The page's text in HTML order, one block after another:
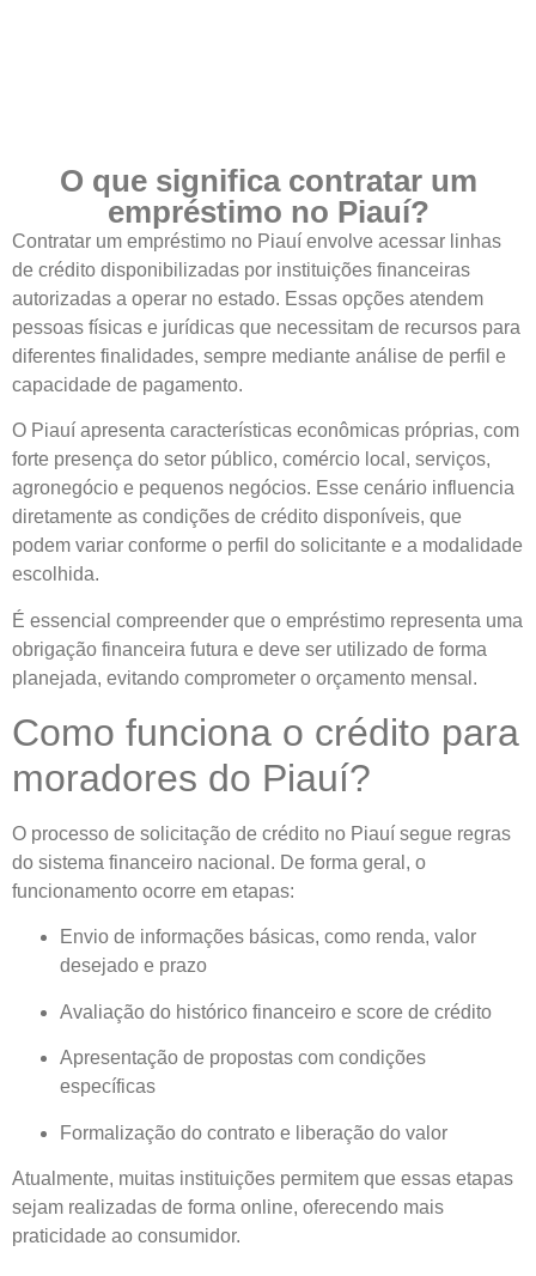
O que significa contratar um
empréstimo no Piauí?
Contratar um empréstimo no Piauí envolve acessar linhas
de crédito disponibilizadas por instituições financeiras
autorizadas a operar no estado. Essas opções atendem
pessoas físicas e jurídicas que necessitam de recursos para
diferentes finalidades, sempre mediante análise de perfil e
capacidade de pagamento.
O Piauí apresenta características econômicas próprias, com
forte presença do setor público, comércio local, serviços,
agronegócio e pequenos negócios. Esse cenário influencia
diretamente as condições de crédito disponíveis, que
podem variar conforme o perfil do solicitante e a modalidade
escolhida.
É essencial compreender que o empréstimo representa uma
obrigação financeira futura e deve ser utilizado de forma
planejada, evitando comprometer o orçamento mensal.
Como funciona o crédito para
moradores do Piauí?
O processo de solicitação de crédito no Piauí segue regras
do sistema financeiro nacional. De forma geral, o
funcionamento ocorre em etapas:
Envio de informações básicas, como renda, valor
desejado e prazo
Avaliação do histórico financeiro e score de crédito
Apresentação de propostas com condições
específicas
Formalização do contrato e liberação do valor
Atualmente, muitas instituições permitem que essas etapas
sejam realizadas de forma online, oferecendo mais
praticidade ao consumidor.